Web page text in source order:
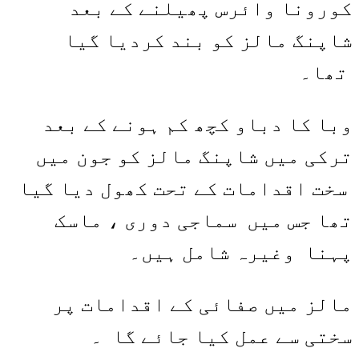
کورونا وائرس پھیلنے کے بعد
شاپنگ مالز کو بند کردیا گیا
تھا۔
وبا کا دباو کچھ کم ہونے کے بعد
ترکی میں شاپنگ مالز کو جون میں
سخت اقدامات کے تحت کھول دیا گیا
تھا جس میں سماجی دوری ، ماسک
پہنا وغیرہ شامل ہیں۔
مالز میں صفائی کے اقدامات پر
سختی سے عمل کیا جائے گا ۔